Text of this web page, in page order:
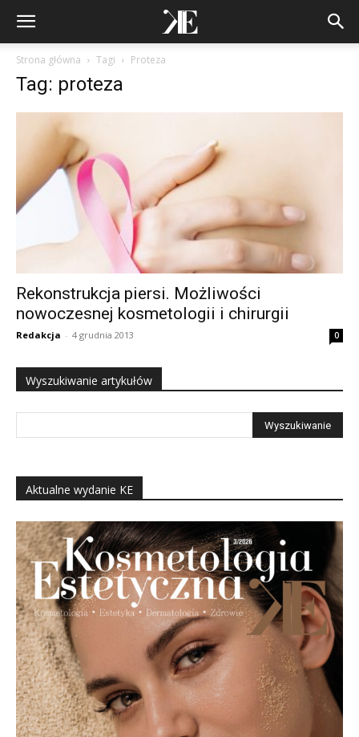
Strona główna Tagi Proteza
Tag: proteza
Rekonstrukcja piersi. Możliwości
nowoczesnej kosmetologii i chirurgii
Redakcja - 4 grudnia 2013 0
Wyszukiwanie artykułów
Aktualne wydanie KE